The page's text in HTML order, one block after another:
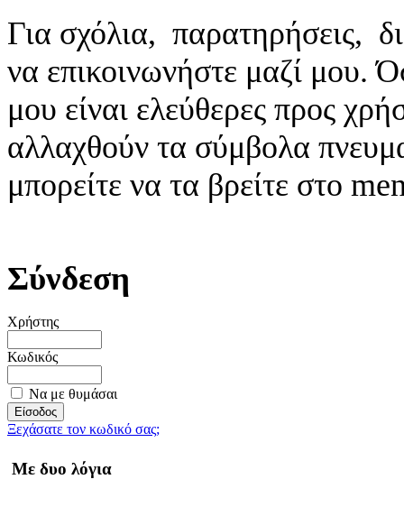
Για σχόλια, παρατηρήσεις,
να επικοινωνήστε μαζί μου.
μου είναι ελεύθερες προς
αλλαχθούν τα σύμβολα
μπορείτε να τα βρείτε στο
Σύνδεση
Χρήστης
Κωδικός
Να με θυμάσαι
Ξεχάσατε τον κωδικό σας;
Με δυο λόγια